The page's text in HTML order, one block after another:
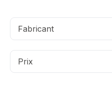
Fabricant
Prix